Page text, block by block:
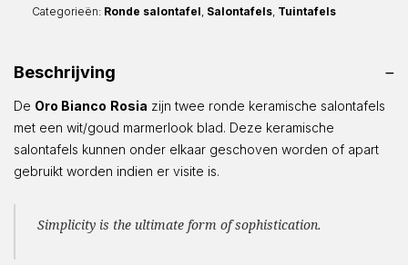
Categorieën: Ronde salontafel Salontafels Tuintafels
Beschrijving
De Oro Bianco Rosia zijn twee ronde keramische salontafels
met een wit/goud marmerlook blad. Deze keramische
salontafels kunnen onder elkaar geschoven worden of apart
gebruikt worden indien er visite is.
Simplicity is the ultimate form of sophistication.